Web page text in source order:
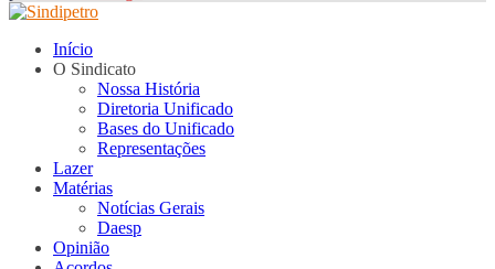
Início
O Sindicato
Nossa História
Diretoria Unificado
Bases do Unificado
Representações
Lazer
Matérias
Notícias Gerais
Daesp
Opinião